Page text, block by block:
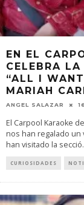
EN EL
CELEBRA
“ALL I
MARIAH
ANGEL SALAZAR
El Carpool Karaoke
nos han regalado
han visitado la secció
CURIOSIDADES